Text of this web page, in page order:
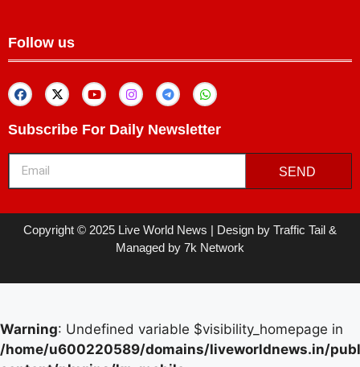
Follow us
Subscribe For Daily Newsletter
SEND
Copyright © 2025 Live World News | Design by Traffic Tail &
Managed by 7k Network
Warning: Undefined variable $visibility_homepage in
/home/u600220589/domains/liveworldnews.in/